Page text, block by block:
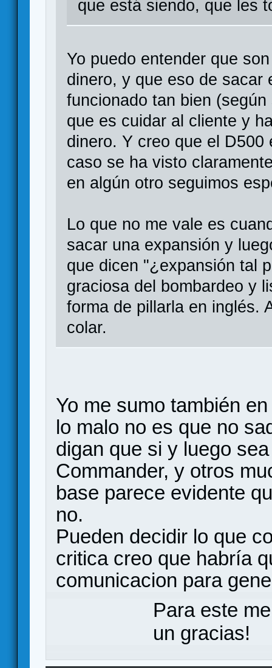
que está siendo, que les
Yo puedo entender que
dinero, y que eso de sacar
funcionado tan bien
que es cuidar al cliente y
dinero. Y creo que el
caso se ha visto
en algún otro seguimos
Lo que no me vale es
sacar una expansión y
que dicen "¿expansión tal
graciosa del bombardeo y
forma de pillarla en inglés.
colar.
Yo me sumo también
lo malo no es que no
digan que si y luego
Commander, y otros
base parece evidente
no.
Pueden decidir lo que
critica creo que habría
comunicacion para
Para este
un gracias!